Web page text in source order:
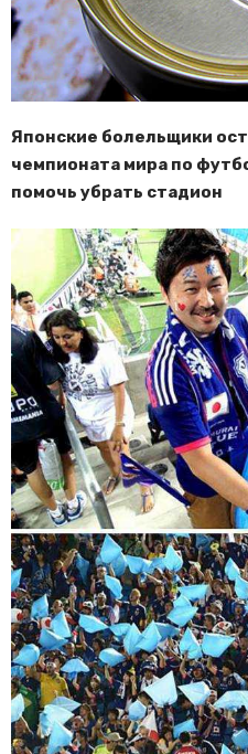
Японские болельщики
чемпионата мира по
помочь убрать стадион